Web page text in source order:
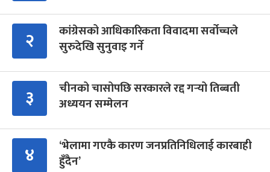
२
कांग्रेसको आधिकारिकता विवादमा सर्वोच्चले
सुरुदेखि सुनुवाइ गर्ने
३
चीनको चासोपछि सरकारले रद्द गर्‍यो तिब्बती
अध्ययन सम्मेलन
४
‘भेलामा गएकै कारण जनप्रतिनिधिलाई कारबाही
हुँदैन’